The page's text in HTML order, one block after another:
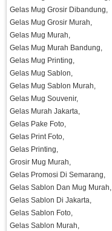
Gelas Mug Grosir Dibandung,
Gelas Mug Grosir Murah,
Gelas Mug Murah,
Gelas Mug Murah Bandung,
Gelas Mug Printing,
Gelas Mug Sablon,
Gelas Mug Sablon Murah,
Gelas Mug Souvenir,
Gelas Murah Jakarta,
Gelas Pake Foto,
Gelas Print Foto,
Gelas Printing,
Grosir Mug Murah,
Gelas Promosi Di Semarang,
Gelas Sablon Dan Mug Murah,
Gelas Sablon Di Jakarta,
Gelas Sablon Foto,
Gelas Sablon Murah,